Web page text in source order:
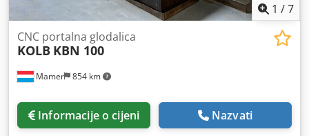
1 /7
Mamer 854 km
CNC portalna glodalica
KOLB KBN 100
Informacije o cijeni Nazvati